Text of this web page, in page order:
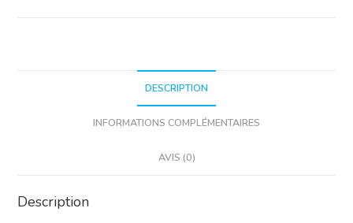
DESCRIPTION
INFORMATIONS COMPLÉMENTAIRES
AVIS (0)
Description